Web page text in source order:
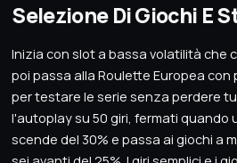
Selezione Di Giochi E
Inizia con slot a bassa volatilità che
poi passa alla Roulette Europea
per testare le serie senza perdere
l'autoplay su 50 giri, fermati quando
scende del 30% e passa ai giochi a